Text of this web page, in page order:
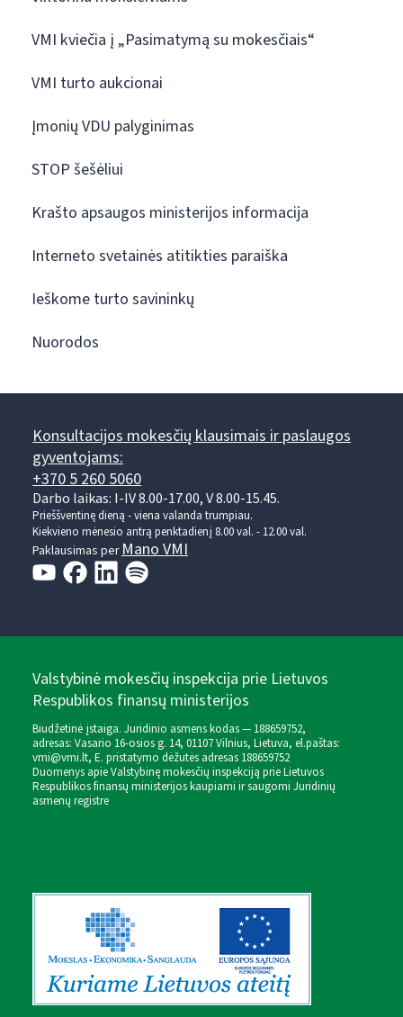
VMI kviečia į „Pasimatymą su mokesčiais“
VMI turto aukcionai
Įmonių VDU palyginimas
STOP šešėliui
Krašto apsaugos ministerijos informacija
Interneto svetainės atitikties paraiška
Ieškome turto savininkų
Nuorodos
Konsultacijos mokesčių klausimais ir paslaugos
gyventojams:
+370 5 260 5060
Darbo laikas: I-IV 8.00-17.00, V 8.00-15.45.
Prieššventinę dieną - viena valanda trumpiau.
Kiekvieno mėnesio antrą penktadienį 8.00 val. - 12.00 val.
Paklausimas perMano VMI
Valstybinė mokesčių inspekcija prie Lietuvos
Respublikos finansų ministerijos
Biudžetinė įstaiga. Juridinio asmens kodas — 188659752,
adresas: Vasario 16-osios g. 14, 01107 Vilnius, Lietuva, el.paštas:
vmi@vmi.lt, E. pristatymo dėžutės adresas 188659752
Duomenys apie Valstybinę mokesčių inspekciją prie Lietuvos
Respublikos finansų ministerijos kaupiami ir saugomi Juridinių
asmenų registre